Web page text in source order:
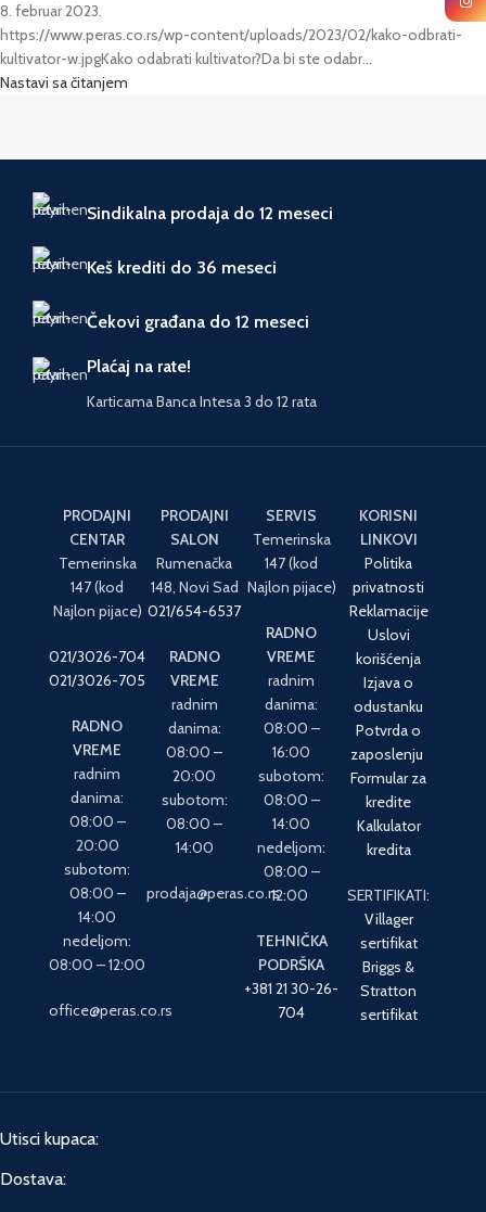
8. februar 2023.
https://www.peras.co.rs/wp-content/uploads/2023/02/kako-odbrati-
kultivator-w.jpgKako odabrati kultivator?Da bi ste odabr...
Nastavi sa čitanjem
Sindikalna prodaja do 12 meseci
Keš krediti do 36 meseci
Čekovi građana do 12 meseci
Plaćaj na rate!
Karticama Banca Intesa 3 do 12 rata
PRODAJNI
CENTAR
Temerinska
147 (kod
Najlon pijace)
021/3026-704
021/3026-705
RADNO
VREME
radnim
danima:
08:00 –
20:00
subotom:
08:00 –
14:00
nedeljom:
08:00 – 12:00
office@peras.co.rs
PRODAJNI
SALON
Rumenačka
148, Novi Sad
021/654-6537
RADNO
VREME
radnim
danima:
08:00 –
20:00
subotom:
08:00 –
14:00
prodaja@peras.co.rs
SERVIS
Temerinska
147 (kod
Najlon pijace)
RADNO
VREME
radnim
danima:
08:00 –
16:00
subotom:
08:00 –
14:00
nedeljom:
08:00 –
12:00
TEHNIČKA
PODRŠKA
+381 21 30-26-
704
KORISNI
LINKOVI
Politika
privatnosti
Reklamacije
Uslovi
korišćenja
Izjava o
odustanku
Potvrda o
zaposlenju
Formular za
kredite
Kalkulator
kredita
SERTIFIKATI:
Villager
sertifikat
Briggs &
Stratton
sertifikat
Utisci kupaca:
Dostava: